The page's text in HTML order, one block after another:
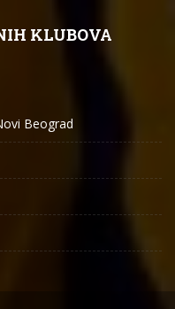
KLUBOVA
Beograd